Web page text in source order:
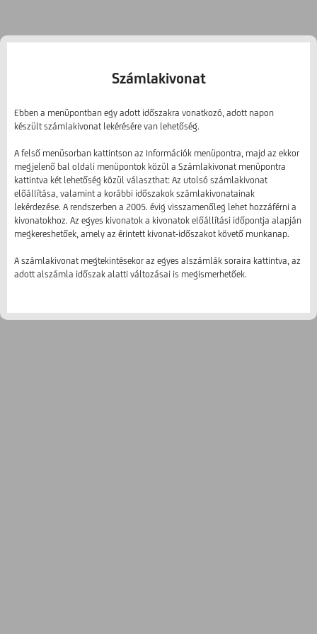
Számlakivonat
Ebben a menüpontban egy adott időszakra vonatkozó, adott napon
készült számlakivonat lekérésére van lehetőség.
A felső menüsorban kattintson az Információk menüpontra, majd az ekkor
megjelenő bal oldali menüpontok közül a Számlakivonat menüpontra
kattintva két lehetőség közül választhat: Az utolsó számlakivonat
előállítása, valamint a korábbi időszakok számlakivonatainak
lekérdezése. A rendszerben a 2005. évig visszamenőleg lehet hozzáférni a
kivonatokhoz. Az egyes kivonatok a kivonatok előállítási időpontja alapján
megkereshetőek, amely az érintett kivonat-időszakot követő munkanap.
A számlakivonat megtekintésekor az egyes alszámlák soraira kattintva, az
adott alszámla időszak alatti változásai is megismerhetőek.